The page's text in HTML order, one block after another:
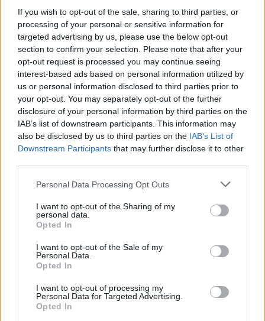
If you wish to opt-out of the sale, sharing to third parties, or
processing of your personal or sensitive information for
targeted advertising by us, please use the below opt-out
section to confirm your selection. Please note that after your
opt-out request is processed you may continue seeing
interest-based ads based on personal information utilized by
us or personal information disclosed to third parties prior to
your opt-out. You may separately opt-out of the further
disclosure of your personal information by third parties on the
IAB’s list of downstream participants. This information may
also be disclosed by us to third parties on the IAB’s List of
Downstream Participants that may further disclose it to other
Please note that this website/app uses one or more Google
not limited to your visit or usage behaviour. You may click to
grant or deny consent to Google and its third-party tags to
use your data for below specified purposes in below Google
consent section.
Personal Data Processing Opt Outs
I want to opt-out of the Sharing of my
personal data.
Opted In
I want to opt-out of the Sale of my
Personal Data.
Opted In
I want to opt-out of processing my
Personal Data for Targeted Advertising.
Opted In
AUTOMOVIL
Con el objetivo de determinar cuáles son…
AUTOMOVIL